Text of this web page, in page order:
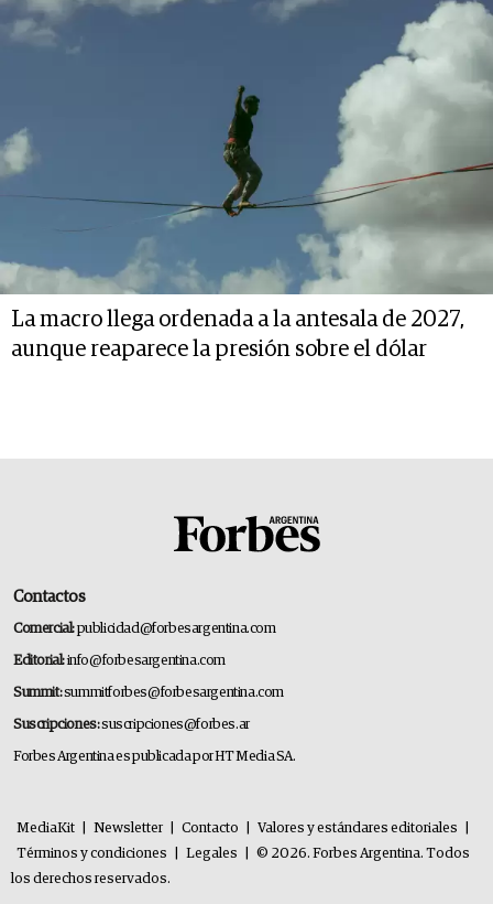
La macro llega ordenada a la antesala de 2027,
aunque reaparece la presión sobre el dólar
Contactos
Comercial:publicidad@forbesargentina.com
Editorial:info@forbesargentina.com
Summit:summitforbes@forbesargentina.com
Suscripciones:suscripciones@forbes.ar
Forbes Argentina es publicada por HT Media SA.
MediaKit Newsletter Contacto Valores y estándares editoriales
Términos y condiciones
Legales
© 2026. Forbes Argentina. Todos
los derechos reservados.